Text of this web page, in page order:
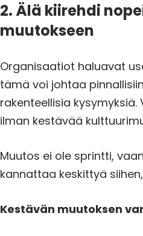
2. Älä kiirehdi
muutokseen
Organisaatiot haluavat
tämä voi johtaa
rakenteellisia
ilman kestävää
Muutos ei ole sprintti,
kannattaa keskittyä
Kestävän muutoksen